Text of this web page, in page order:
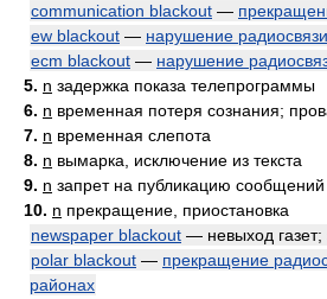
communication blackout —
ew blackout — нарушение
ecm blackout — нарушение
5. n задержка показа телепрограммы
6. n временная потеря сознания;
7. n временная слепота
8. n вымарка, исключение из текста
9. n запрет на публикацию сообщений
10. n прекращение, приостановка
newspaper blackout — невыход газет;
polar blackout — прекращение
районах